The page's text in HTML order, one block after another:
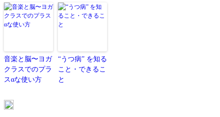
音楽と脳〜ヨガ
クラスでのプラ
スαな使い方
“うつ病” を知る
こと・できるこ
と